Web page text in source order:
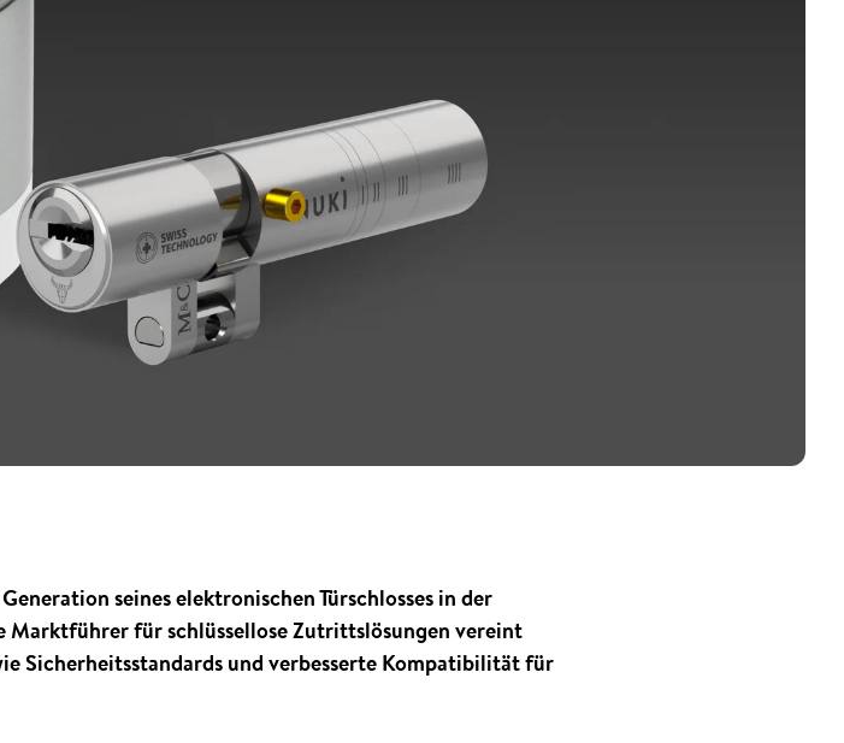
seines elektronischen Türschlosses in der
Marktführer für schlüssellose Zutrittslösungen vereint
Sicherheitsstandards und verbesserte Kompatibilität für